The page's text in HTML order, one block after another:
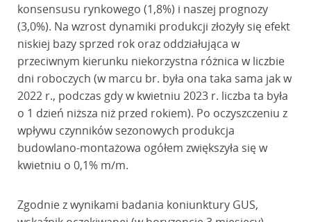
konsensusu rynkowego (1,8%) i naszej prognozy
(3,0%). Na wzrost dynamiki produkcji złożyły się efekt
niskiej bazy sprzed rok oraz oddziałująca w
przeciwnym kierunku niekorzystna różnica w liczbie
dni roboczych (w marcu br. była ona taka sama jak w
2022 r., podczas gdy w kwietniu 2023 r. liczba ta była
o 1 dzień niższa niż przed rokiem). Po oczyszczeniu z
wpływu czynników sezonowych produkcja
budowlano-montażowa ogółem zwiększyła się w
kwietniu o 0,1% m/m.
Zgodnie z wynikami badania koniunktury GUS,